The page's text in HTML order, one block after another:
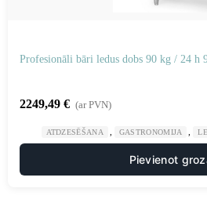
Profesionāli bāri ledus dobs 90 kg / 24 h
2249,49 € (ar PVN)
ATDZESĒŠANA GASTRONOMIJA
Pievienot